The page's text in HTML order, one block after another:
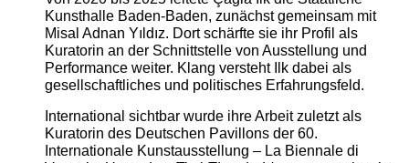
Kunsthalle Baden-Baden, zunächst gemeinsam mit
Misal Adnan Yıldız. Dort schärfte sie ihr Profil als
Kuratorin an der Schnittstelle von Ausstellung und
Performance weiter. Klang versteht Ilk dabei als
gesellschaftliches und politisches Erfahrungsfeld.
International sichtbar wurde ihre Arbeit zuletzt als
Kuratorin des Deutschen Pavillons der 60.
Internationale Kunstausstellung – La Biennale di